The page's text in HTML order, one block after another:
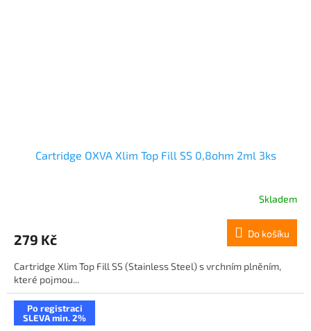
Cartridge OXVA Xlim Top Fill SS 0,8ohm 2ml 3ks
Skladem
279 Kč Do košíku
Cartridge Xlim Top Fill SS (Stainless Steel) s vrchním plněním,
které pojmou...
Po registraci
SLEVA min. 2%